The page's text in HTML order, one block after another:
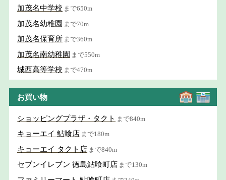
加茂名中学校 まで650m
加茂名幼稚園 まで70m
加茂名保育所 まで360m
加茂名南幼稚園 まで550m
城西高等学校 まで470m
お買い物
ショッピングプラザ・タクト まで840m
キョーエイ 鮎喰店 まで180m
キョーエイ タクト店 まで840m
セブンイレブン 徳島鮎喰町店 まで130m